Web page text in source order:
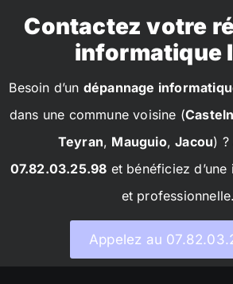
Contactez votre
informatique
Besoin d’un dépannage
dans une commune voisine (
Teyran, Mauguio,Jacou) ?
07.82.03.25.98 et bénéficiez
et professionnelle.
Appelez au